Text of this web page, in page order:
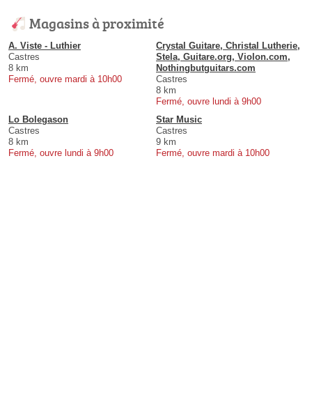
Magasins à proximité
A. Viste - Luthier
Castres
8 km
Fermé, ouvre mardi à 10h00
Crystal Guitare, Christal Lutherie,
Stela, Guitare.org, Violon.com,
Nothingbutguitars.com
Castres
8 km
Fermé, ouvre lundi à 9h00
Lo Bolegason
Castres
8 km
Fermé, ouvre lundi à 9h00
Star Music
Castres
9 km
Fermé, ouvre mardi à 10h00